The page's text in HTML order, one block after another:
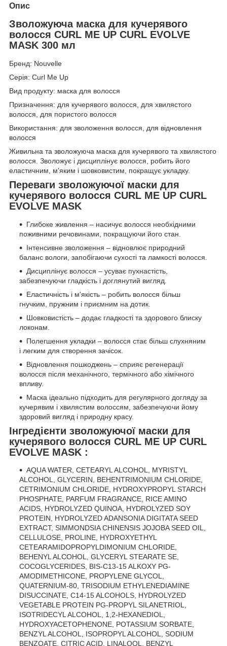
Опис
Зволожуюча маска для кучерявого
волосся CURL ME UP CURL EVOLVE
MASK 300 мл
Бренд: Nouvelle
Серія: Curl Me Up
Вид продукту: маска для волосся
Призначення: для кучерявого волосся, для хвилястого
волосся, для пористого волосся
Використання: для зволоження волосся, для відновлення
волосся
Живильна та зволожуюча маска для кучерявого та хвилястого
волосся. Зволожує і дисциплінує волосся, робить його
еластичним, м'яким і шовковистим, покращує укладку.
Переваги зволожуючої маски для
кучерявого волосся CURL ME UP CURL
EVOLVE MASK
Глибоке живлення – насичує волосся необхідними
поживними речовинами, покращуючи його стан.
Інтенсивне зволоження – відновлює природний
баланс вологи, запобігаючи сухості та ламкості волосся.
Дисциплінує волосся – усуває пухнастість,
забезпечуючи гладкість і доглянутий вигляд.
Еластичність і м'якість – робить волосся більш
гнучким, пружним і приємним на дотик.
Шовковистість – додає гладкості та здорового блиску
локонам.
Полегшення укладки – волосся стає більш слухняним
і легким для створення зачісок.
Відновлення пошкоджень – сприяє регенерації
волосся після механічного, термічного або хімічного
впливу.
Маска ідеально підходить для регулярного догляду за
кучерявим і хвилястим волоссям, забезпечуючи йому
здоровий вигляд і природну красу.
Інгредієнти зволожуючої маски для
кучерявого волосся CURL ME UP CURL
EVOLVE MASK :
AQUA WATER, CETEARYL ALCOHOL, MYRISTYL
ALCOHOL, GLYCERIN, BEHENTRIMONIUM CHLORIDE,
CETRIMONIUM CHLORIDE, HYDROXYPROPYL STARCH
PHOSPHATE, PARFUM FRAGRANCE, RICE AMINO
ACIDS, HYDROLYZED QUINOA, HYDROLYZED SOY
PROTEIN, HYDROLYZED ADANSONIA DIGITATA SEED
EXTRACT, SIMMONDSIA CHINENSIS JOJOBA SEED OIL,
CELLULOSE, PROLINE, HYDROXYETHYL
CETEARAMIDOPROPYLDIMONIUM CHLORIDE,
BEHENYL ALCOHOL, GLYCERYL STEARATE SE,
COCOGLYCERIDES, BIS-C13-15 ALKOXY PG-
AMODIMETHICONE, PROPYLENE GLYCOL,
QUATERNIUM-80, TRISODIUM ETHYLENEDIAMINE
DISUCCINATE, C14-15 ALCOHOLS, HYDROLYZED
VEGETABLE PROTEIN PG-PROPYL SILANETRIOL,
ISOTRIDECYL ALCOHOL, 1,2-HEXANEDIOL,
HYDROXYACETOPHENONE, POTASSIUM SORBATE,
BENZYL ALCOHOL, ISOPROPYL ALCOHOL, SODIUM
BENZOATE, CITRIC ACID, LINALOOL, BENZYL